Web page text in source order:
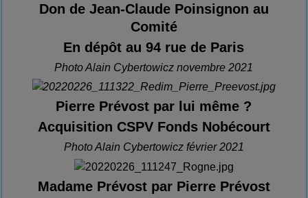
Don de Jean-Claude Poinsignon au
Comité
En dépôt au 94 rue de Paris
Photo Alain Cybertowicz novembre 2021
Pierre Prévost par lui même ?
Acquisition CSPV Fonds Nobécourt
Photo Alain Cybertowicz février 2021
Madame Prévost par Pierre Prévost